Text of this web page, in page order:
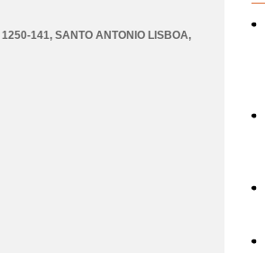
1250-141, SANTO ANTONIO LISBOA,